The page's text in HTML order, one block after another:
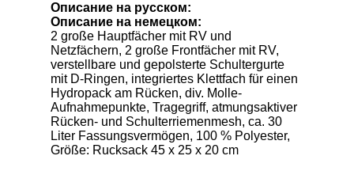
Описание на русском:
Описание на немецком:
2 große Hauptfächer mit RV und
Netzfächern, 2 große Frontfächer mit RV,
verstellbare und gepolsterte Schultergurte
mit D-Ringen, integriertes Klettfach für einen
Hydropack am Rücken, div. Molle-
Aufnahmepunkte, Tragegriff, atmungsaktiver
Rücken- und Schulterriemenmesh, ca. 30
Liter Fassungsvermögen, 100 % Polyester,
Größe: Rucksack 45 x 25 x 20 cm